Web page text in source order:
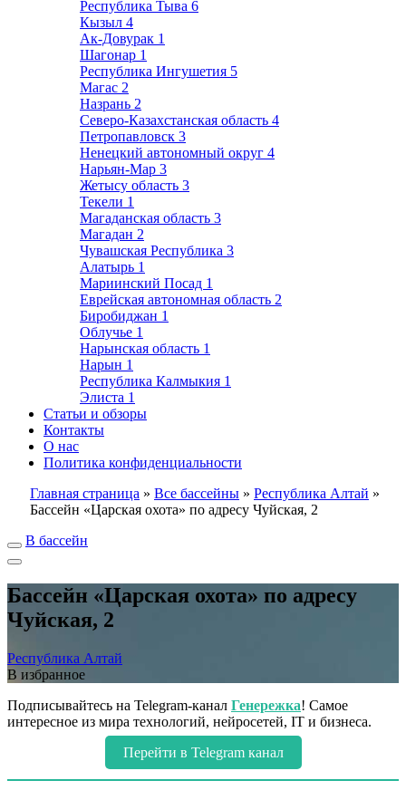
Республика Тыва 6
Кызыл 4
Ак-Довурак 1
Шагонар 1
Республика Ингушетия 5
Магас 2
Назрань 2
Северо-Казахстанская область 4
Петропавловск 3
Ненецкий автономный округ 4
Нарьян-Мар 3
Жетысу область 3
Текели 1
Магаданская область 3
Магадан 2
Чувашская Республика 3
Алатырь 1
Мариинский Посад 1
Еврейская автономная область 2
Биробиджан 1
Облучье 1
Нарынская область 1
Нарын 1
Республика Калмыкия 1
Элиста 1
Статьи и обзоры
Контакты
О нас
Политика конфиденциальности
Главная страница » Все бассейны » Республика Алтай »
Бассейн «Царская охота» по адресу Чуйская, 2
В бассейн
Бассейн «Царская охота» по адресу
Чуйская, 2
Республика Алтай
В избранное
Подписывайтесь на Telegram-канал Генережка! Самое
интересное из мира технологий, нейросетей, IT и бизнеса.
Перейти в Telegram канал